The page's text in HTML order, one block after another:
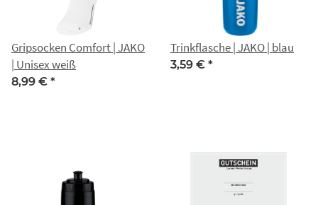
Gripsocken Comfort | JAKO
| Unisex weiß
8,99 € *
Trinkflasche | JAKO | blau
3,59 € *